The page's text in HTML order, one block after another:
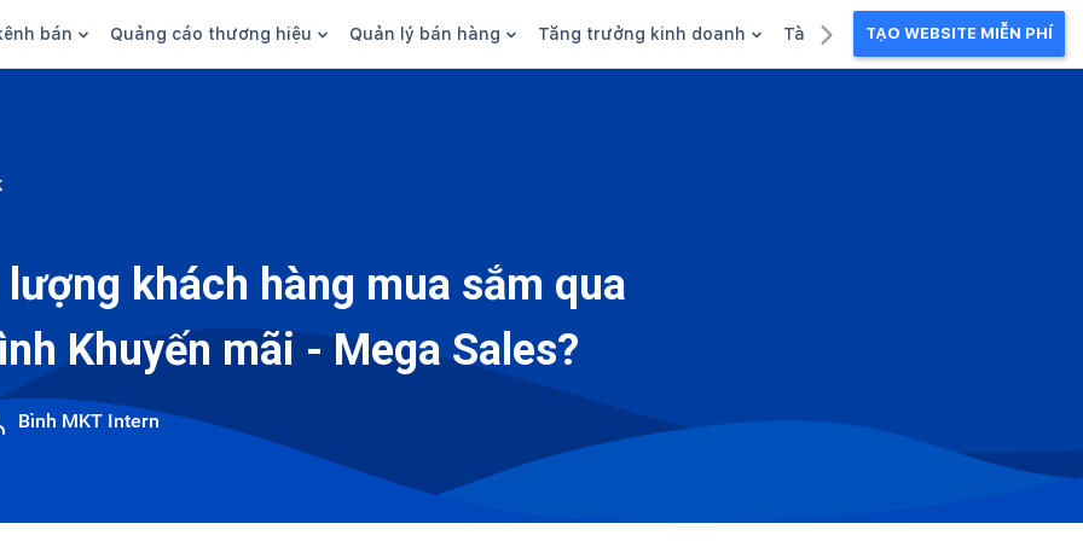
bán
social
sàn
Quảng cáo thương hiệu
Thương hiệu/Brand
Quản lý bán hàng
Tài chính
Nhân viên
Tăng trưởng kinh doanh Tài liệu kinh doanhTẠO WEBSITE MIỄN PHÍ
khách hàng mua sắm qua
Khuyến mãi - Mega Sales?
Bình MKT Intern